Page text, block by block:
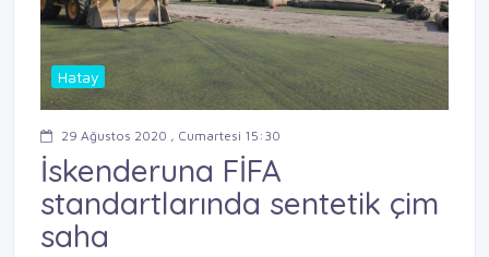
Hatay
29 Ağustos 2020 , Cumartesi 15:30
İskenderuna FİFA
standartlarında sentetik çim
saha